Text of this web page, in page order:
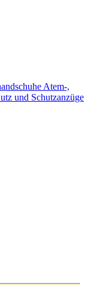
Atem-,
und Schutzanzüge